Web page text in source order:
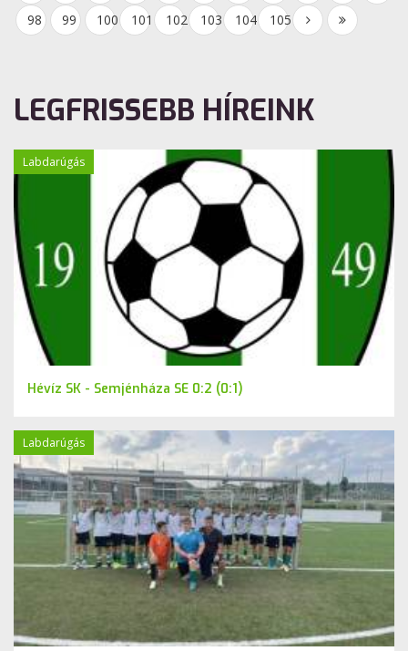
98
99 100 101 102 103 104 105
LEGFRISSEBB HÍREINK
Labdarúgás
Hévíz SK - Semjénháza SE 0:2 (0:1)
Labdarúgás